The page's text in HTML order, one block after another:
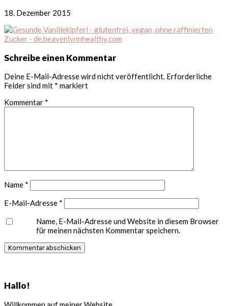
18. Dezember 2015
Leser-
Interaktionen
Schreibe einen Kommentar
Deine E-Mail-Adresse wird nicht veröffentlicht. Erforderliche
Felder sind mit * markiert
Kommentar *
Name *
E-Mail-Adresse *
Name, E-Mail-Adresse und Website in diesem Browser
für meinen nächsten Kommentar speichern.
Hallo!